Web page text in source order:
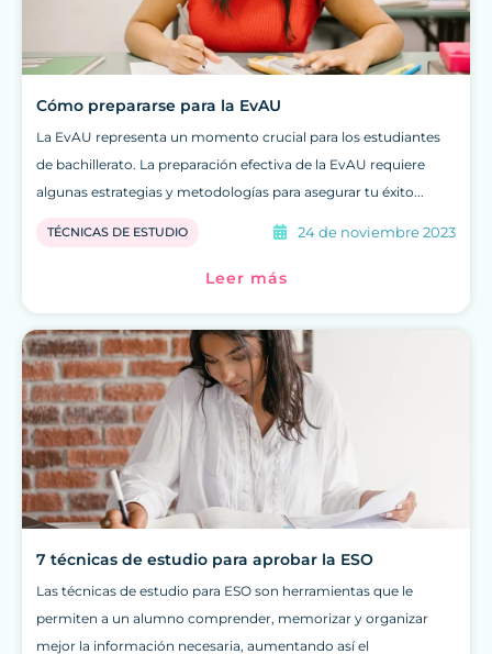
Cómo prepararse para la EvAU
La EvAU representa un momento crucial para los estudiantes
de bachillerato. La preparación efectiva de la EvAU requiere
algunas estrategias y metodologías para asegurar tu éxito...
TÉCNICAS DE ESTUDIO 24 de noviembre 2023
Leer más
7 técnicas de estudio para aprobar la ESO
Las técnicas de estudio para ESO son herramientas que le
permiten a un alumno comprender, memorizar y organizar
mejor la información necesaria, aumentando así el